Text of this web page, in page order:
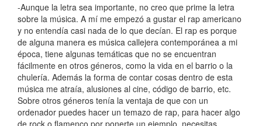
-Aunque la letra sea importante, no creo que prime la letra
sobre la música. A mí me empezó a gustar el rap americano
y no entendía casi nada de lo que decían. El rap es porque
de alguna manera es música callejera contemporánea a mi
época, tiene algunas temáticas que no se encuentran
fácilmente en otros géneros, como la vida en el barrio o la
chulería. Además la forma de contar cosas dentro de esta
música me atraía, alusiones al cine, código de barrio, etc.
Sobre otros géneros tenía la ventaja de que con un
ordenador puedes hacer un temazo de rap, para hacer algo
de rock o flamenco por ponerte un ejemplo, necesitas